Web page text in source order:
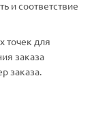
и соответствие
точек для
заказа
заказа.